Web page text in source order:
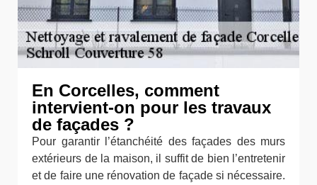
En Corcelles, comment
intervient-on pour les travaux
de façades ?
Pour garantir l’étanchéité des façades des murs
extérieurs de la maison, il suffit de bien l’entretenir
et de faire une rénovation de façade si nécessaire.